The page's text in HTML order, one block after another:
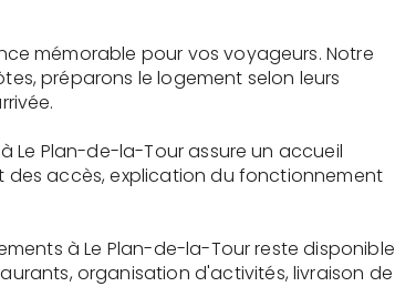
mémorable pour vos voyageurs. Notre
préparons le logement selon leurs
Le Plan-de-la-Tour assure un accueil
des accès, explication du fonctionnement
à Le Plan-de-la-Tour reste disponible
organisation d'activités, livraison de